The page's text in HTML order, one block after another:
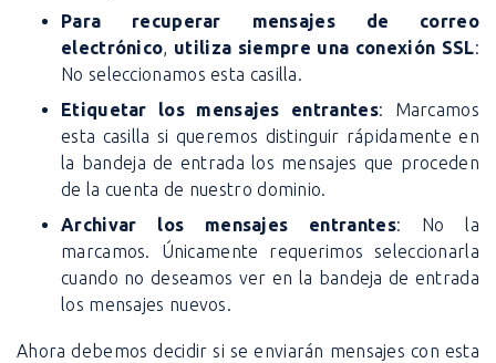
Para recuperar mensajes de correo
electrónico, utiliza siempre una conexión SSL:
No seleccionamos esta casilla.
Etiquetar los mensajes entrantes: Marcamos
esta casilla si queremos distinguir rápidamente en
la bandeja de entrada los mensajes que proceden
de la cuenta de nuestro dominio.
Archivar los mensajes entrantes: No la
marcamos. Únicamente requerimos seleccionarla
cuando no deseamos ver en la bandeja de entrada
los mensajes nuevos.
Ahora debemos decidir si se enviarán mensajes con esta